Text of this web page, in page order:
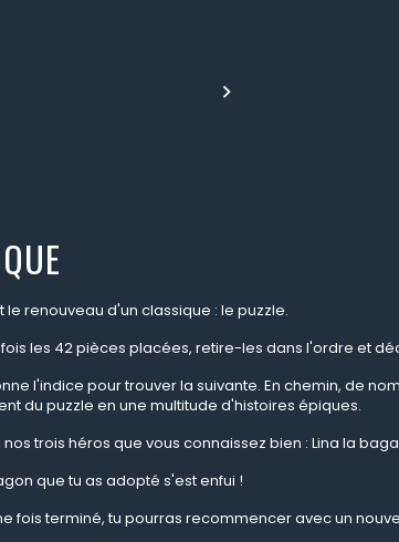

le renouveau d'un classique : le puzzle.
les 42 pièces placées, retire-les dans l'ordre et
l'indice pour trouver la suivante. En chemin, de
du puzzle en une multitude d'histoires épiques.
trois héros que vous connaissez bien : Lina la
que tu as adopté s'est enfui !
fois terminé, tu pourras recommencer avec un